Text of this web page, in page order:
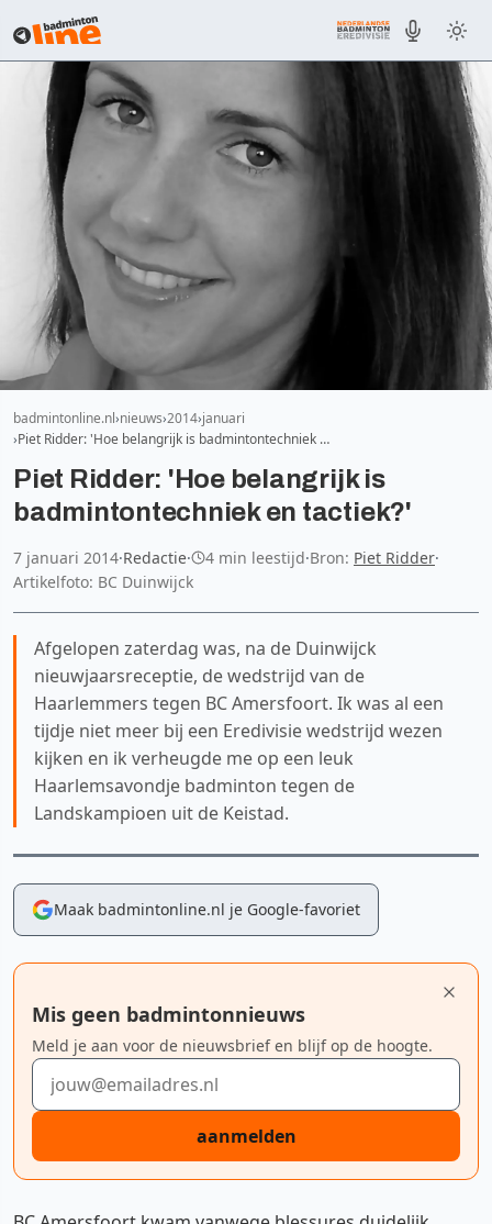
badmintonline.nl nieuws 2014 januari
Piet Ridder: 'Hoe belangrijk is badmintontechniek …
Piet Ridder: 'Hoe belangrijk is
badmintontechniek en tactiek?'
7 januari 2014·Redactie· 4 min leestijd·Bron: Piet Ridder·
Artikelfoto: BC Duinwijck
Afgelopen zaterdag was, na de Duinwijck
nieuwjaarsreceptie, de wedstrijd van de
Haarlemmers tegen BC Amersfoort. Ik was al een
tijdje niet meer bij een Eredivisie wedstrijd wezen
kijken en ik verheugde me op een leuk
Haarlemsavondje badminton tegen de
Landskampioen uit de Keistad.
Maak badmintonline.nl je Google-favoriet
Mis geen badmintonnieuws
Meld je aan voor de nieuwsbrief en blijf op de hoogte.
E-mailadres
aanmelden